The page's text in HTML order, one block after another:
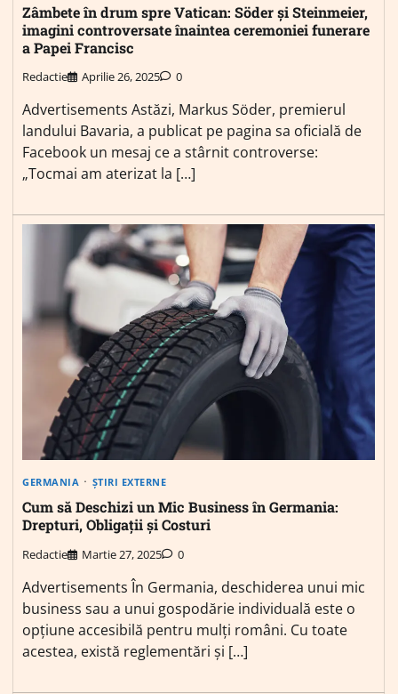
Zâmbete în drum spre Vatican: Söder și Steinmeier,
imagini controversate înaintea ceremoniei funerare
a Papei Francisc
Redactie Aprilie 26, 2025 0
Advertisements Astăzi, Markus Söder, premierul
landului Bavaria, a publicat pe pagina sa oficială de
Facebook un mesaj ce a stârnit controverse:
„Tocmai am aterizat la […]
GERMANIA ȘTIRI EXTERNE
Cum să Deschizi un Mic Business în Germania:
Drepturi, Obligații și Costuri
Redactie Martie 27, 2025 0
Advertisements În Germania, deschiderea unui mic
business sau a unui gospodărie individuală este o
opțiune accesibilă pentru mulți români. Cu toate
acestea, există reglementări și […]